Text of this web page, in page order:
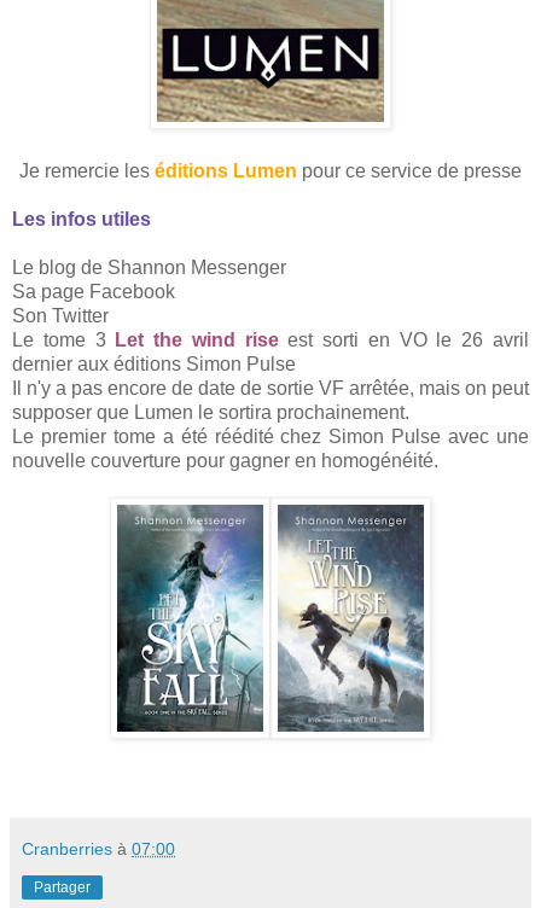
Je remercie les éditions Lumen pour ce service de presse
Les infos utiles
Le blog de Shannon Messenger
Sa page Facebook
Son Twitter
Le tome 3 Let the wind riseest sorti en VO le 26 avril
dernier aux éditions Simon Pulse
Il n'y a pas encore de date de sortie VF arrêtée, mais on peut
supposer que Lumen le sortira prochainement.
Le premier tome a été réédité chez Simon Pulse avec une
nouvelle couverture pour gagner en homogénéité.
Cranberries à 07:00
Partager